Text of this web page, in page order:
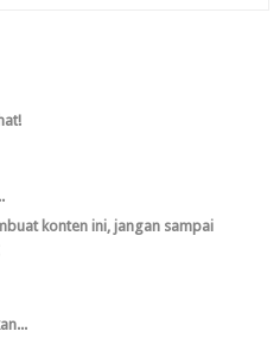
konten ini, jangan sampai